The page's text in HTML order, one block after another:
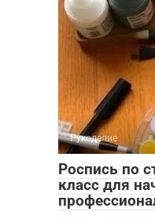
Рукоделие
Роспись по
класс для